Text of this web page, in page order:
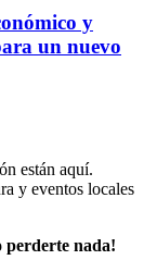
y
un nuevo
están aquí.
y eventos locales
perderte nada!